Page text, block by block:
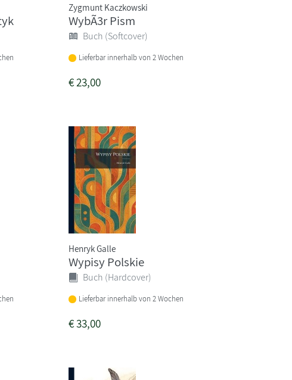
Zygmunt Kaczkowski
WybÃ3r Pism
Buch (Softcover)
Lieferbar innerhalb von 2 Wochen
€23,00
Henryk Galle
Wypisy Polskie
Buch (Hardcover)
Lieferbar innerhalb von 2 Wochen
€33,00